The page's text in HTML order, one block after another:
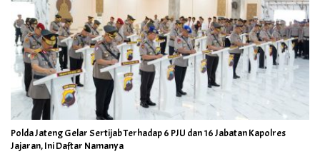
Polda Jateng Gelar Sertijab Terhadap 6 PJU dan 16 Jabatan Kapolres
Jajaran, Ini Daftar Namanya